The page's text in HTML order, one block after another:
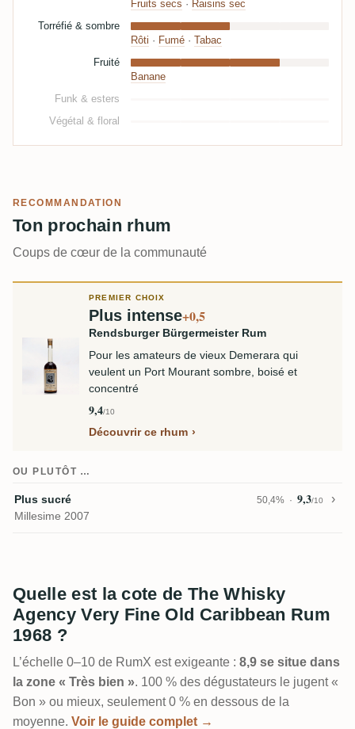
Fruits secs · Raisins sec
Torréfié & sombre
Rôti · Fumé · Tabac
Fruité
Banane
Funk & esters
Végétal & floral
RECOMMANDATION
Ton prochain rhum
Coups de cœur de la communauté
PREMIER CHOIX
Plus intense+0,5
Rendsburger Bürgermeister Rum
Pour les amateurs de vieux Demerara qui
veulent un Port Mourant sombre, boisé et
concentré
9,4/10
Découvrir ce rhum
OU PLUTÔT …
Plus sucré 50,4% 9,3/10
Millesime 2007
Quelle est la cote de The Whisky
Agency Very Fine Old Caribbean Rum
1968 ?
L’échelle 0–10 de RumX est exigeante : 8,9 se situe dans
la zone « Très bien ». 100 % des dégustateurs le jugent «
Bon » ou mieux, seulement 0 % en dessous de la
moyenne. Voir le guide complet →